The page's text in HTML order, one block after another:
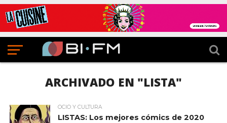
ARCHIVADO EN "LISTA"
OCIO Y CULTURA
LISTAS: Los mejores cómics de 2020